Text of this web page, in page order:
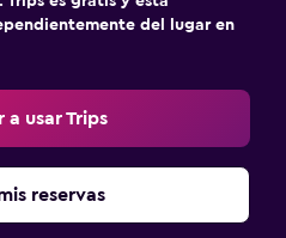
del lugar en
a usar Trips
reservas